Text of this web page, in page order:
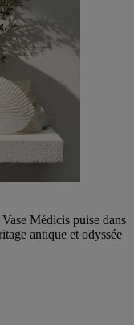
Médicis puise dans
antique et odyssée